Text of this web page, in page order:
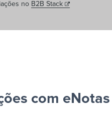
no B2B Stack
com eNotas